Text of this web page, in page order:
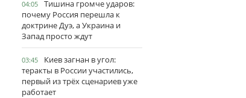
04:05
Тишина громче ударов:
почему Россия перешла к
доктрине Дуэ, а Украина и
Запад просто ждут
03:45
Киев загнан в угол:
теракты в России участились,
первый из трёх сценариев уже
работает